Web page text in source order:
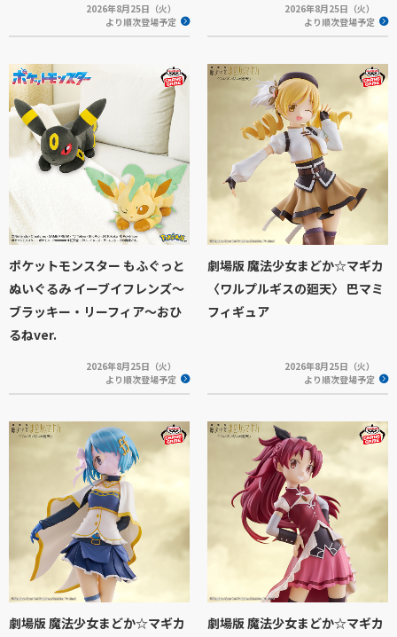
2026年8月25日（火）
より順次登場予定
2026年8月25日（火）
より順次登場予定
ポケットモンスター もふぐっと
ぬいぐるみ イーブイフレンズ～
ブラッキー・リーフィア～おひ
るねver.
2026年8月25日（火）
より順次登場予定
劇場版 魔法少女まどか☆マギカ
〈ワルプルギスの廻天〉 巴マミ
フィギュア
2026年8月25日（火）
より順次登場予定
劇場版 魔法少女まどか☆マギカ
劇場版 魔法少女まどか☆マギカ